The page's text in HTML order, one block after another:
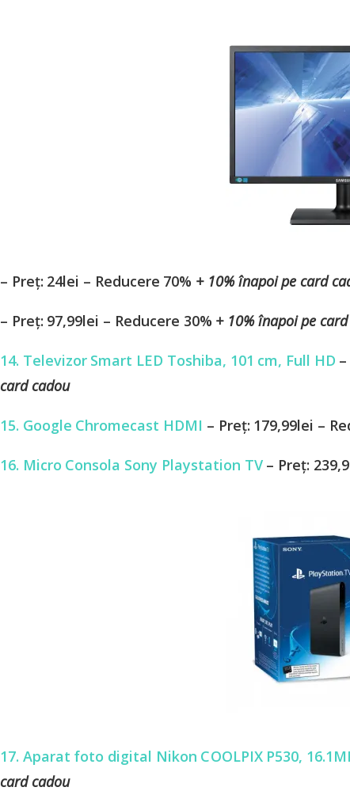
– Preț: 24lei – Reducere 70% + 10% înapoi pe card
– Preț: 97,99lei – Reducere 30% + 10% înapoi pe
14. Televizor Smart LED Toshiba, 101 cm, Full HD
card cadou
15. Google Chromecast HDMI – Preț: 179,99lei –
16. Micro Consola Sony Playstation TV– Preț:
17. Aparat foto digital Nikon COOLPIX P530,
card cadou